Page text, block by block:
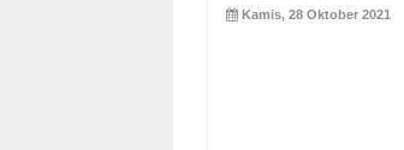
Kamis, 28 Oktober 2021